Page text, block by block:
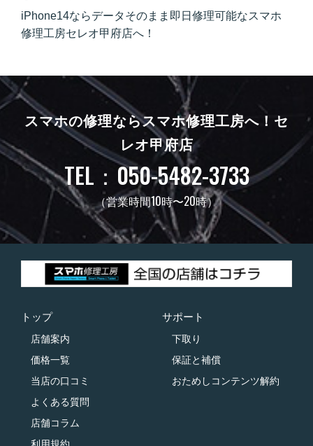
iPhone14ならデータそのまま即日修理可能なスマホ
修理工房セレオ甲府店へ！
スマホの修理ならスマホ修理工房へ！ セ
レオ甲府店
TEL：050-5482-3733
（営業時間10時〜20時）
トップ
店舗案内
価格一覧
当店の口コミ
よくある質問
店舗コラム
サポート
下取り
保証と補償
おためしコンテンツ解約